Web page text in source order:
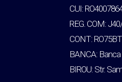
CUI:
REG. COM:
CONT:
BANCA: Banca
BIROU: Str.